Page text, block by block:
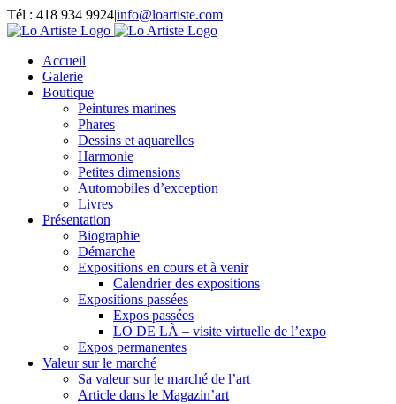
Passer
au
Tél : 418 934 9924|info@loartiste.com
Facebook
Instagram
Email
Pinterest
YouTube
Accueil
Galerie
Boutique
Peintures marines
Phares
Dessins et aquarelles
Harmonie
Petites dimensions
Automobiles d’exception
Livres
Présentation
Biographie
Démarche
Expositions en cours et à venir
Calendrier des expositions
Expositions passées
Expos passées
LO DE LÀ – visite virtuelle de l’expo
Expos permanentes
Valeur sur le marché
Sa valeur sur le marché de l’art
Article dans le Magazin’art